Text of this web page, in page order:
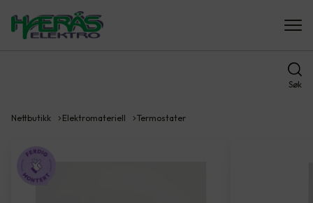
Søk
Nettbutikk Elektromateriell Termostater